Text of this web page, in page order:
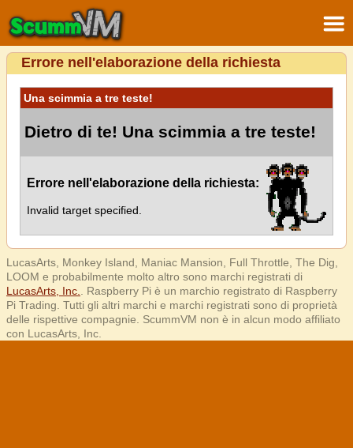
Errore nell'elaborazione della richiesta
Una scimmia a tre teste!
Dietro di te! Una scimmia a tre teste!
Errore nell'elaborazione della richiesta:
Invalid target specified.
LucasArts, Monkey Island, Maniac Mansion, Full Throttle, The Dig,
LOOM e probabilmente molto altro sono marchi registrati di
LucasArts, Inc.
. Raspberry Pi è un marchio registrato di Raspberry
Pi Trading. Tutti gli altri marchi e marchi registrati sono di proprietà
delle rispettive compagnie. ScummVM non è in alcun modo affiliato
con LucasArts, Inc.